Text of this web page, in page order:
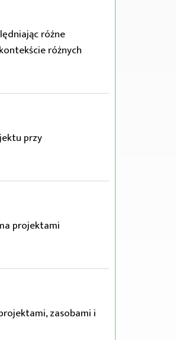
różne
różnych
przy
projektami
zasobami i